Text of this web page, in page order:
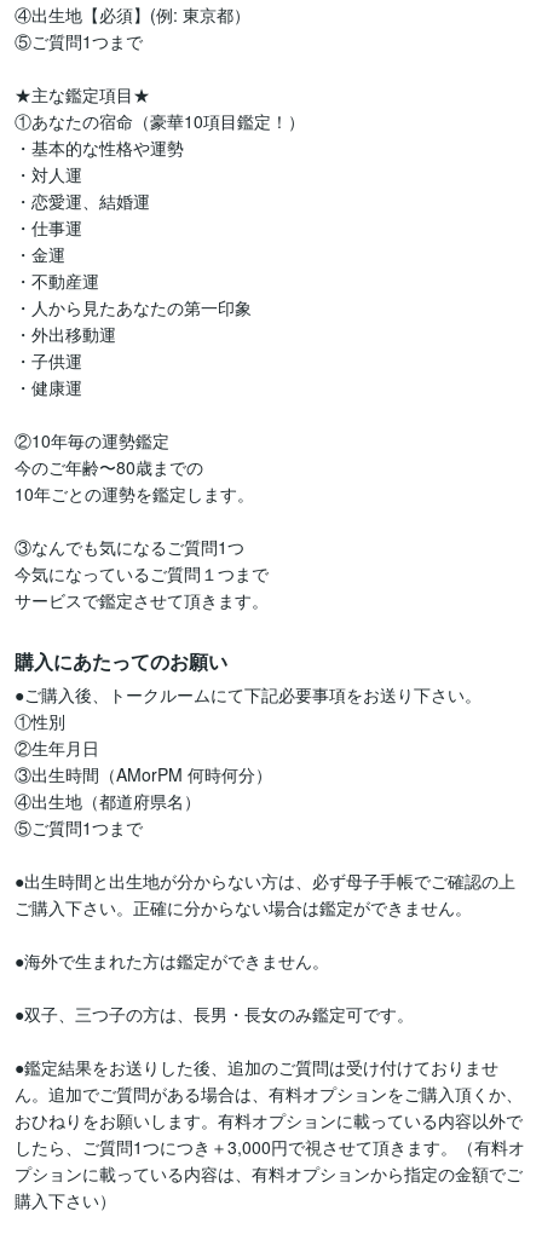
④出生地【必須】(例: 東京都）
⑤ご質問1つまで
★主な鑑定項目★
①あなたの宿命（豪華10項目鑑定！）
・基本的な性格や運勢
・対人運
・恋愛運、結婚運
・仕事運
・金運
・不動産運
・人から見たあなたの第一印象
・外出移動運
・子供運
・健康運
②10年毎の運勢鑑定
今のご年齢〜80歳までの
10年ごとの運勢を鑑定します。
③なんでも気になるご質問1つ
今気になっているご質問１つまで
サービスで鑑定させて頂きます。
購入にあたってのお願い
●ご購入後、トークルームにて下記必要事項をお送り下さい。
①性別
②生年月日
③出生時間（AMorPM 何時何分）
④出生地（都道府県名）
⑤ご質問1つまで
●出生時間と出生地が分からない方は、必ず母子手帳でご確認の上
ご購入下さい。正確に分からない場合は鑑定ができません。
●海外で生まれた方は鑑定ができません。
●双子、三つ子の方は、長男・長女のみ鑑定可です。
●鑑定結果をお送りした後、追加のご質問は受け付けておりませ
ん。追加でご質問がある場合は、有料オプションをご購入頂くか、
おひねりをお願いします。有料オプションに載っている内容以外で
したら、ご質問1つにつき＋3,000円で視させて頂きます。（有料オ
プションに載っている内容は、有料オプションから指定の金額でご
購入下さい）